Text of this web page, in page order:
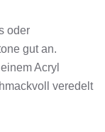
oder
gut an.
Acryl
veredelt